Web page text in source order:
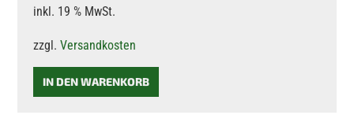
inkl. 19 % MwSt.
zzgl.Versandkosten
IN DEN WARENKORB